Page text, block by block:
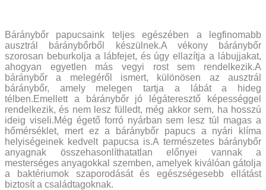
Báránybőr papucsaink teljes egészében a legfinomabb
ausztrál báránybőrből készülnek.A vékony báránybőr
szorosan beburkolja a lábfejet, és úgy ellazítja a lábujjakat,
ahogyan egyetlen más vegyi rost sem rendelkezik.A
báránybőr a melegéről ismert, különösen az ausztrál
báránybőr, amely melegen tartja a lábát a hideg
télben.Emellett a báránybőr jó légáteresztő képességgel
rendelkezik, és nem lesz fülledt, még akkor sem, ha hosszú
ideig viseli.Még égető forró nyárban sem lesz túl magas a
hőmérséklet, mert ez a báránybőr papucs a nyári klíma
helyiségeinek kedvelt papucsa is.A természetes báránybőr
anyagnak összehasonlíthatatlan előnyei vannak a
mesterséges anyagokkal szemben, amelyek kiválóan gátolja
a baktériumok szaporodását és egészségesebb ellátást
biztosít a családtagoknak.